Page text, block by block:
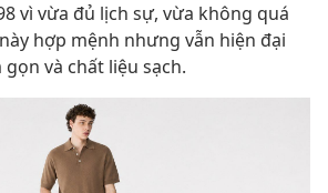
vì vừa đủ lịch sự, vừa không quá
hợp mệnh nhưng vẫn hiện đại
và chất liệu sạch.